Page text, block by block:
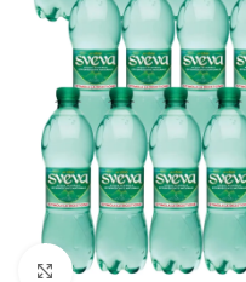
Clicca per ingrandire